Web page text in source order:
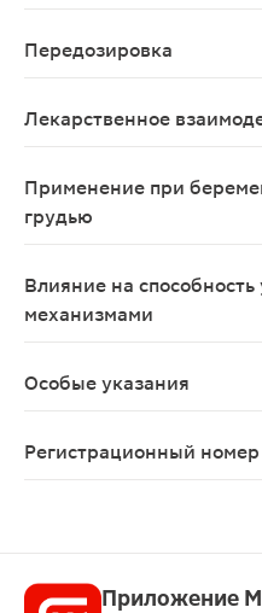
Передозировка
Лекарственное
Применение при
грудью
Влияние на способность
механизмами
Особые указания
Регистрационный номер
Приложение